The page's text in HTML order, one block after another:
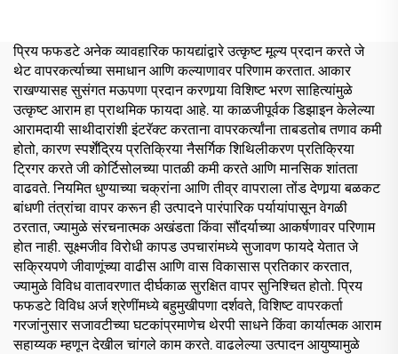
प्रिय फफडटे अनेक व्यावहारिक फायद्यांद्वारे उत्कृष्ट मूल्य प्रदान करते जे
थेट वापरकर्त्याच्या समाधान आणि कल्याणावर परिणाम करतात. आकार
राखण्यासह सुसंगत मऊपणा प्रदान करणार्‍या विशिष्ट भरण साहित्यांमुळे
उत्कृष्ट आराम हा प्राथमिक फायदा आहे. या काळजीपूर्वक डिझाइन केलेल्या
आरामदायी साथीदारांशी इंटरॅक्ट करताना वापरकर्त्यांना ताबडतोब तणाव कमी
होतो, कारण स्पर्शेंद्रिय प्रतिक्रिया नैसर्गिक शिथिलीकरण प्रतिक्रिया
ट्रिगर करते जी कोर्टिसोलच्या पातळी कमी करते आणि मानसिक शांतता
वाढवते. नियमित धुण्याच्या चक्रांना आणि तीव्र वापराला तोंड देणार्‍या बळकट
बांधणी तंत्रांचा वापर करून ही उत्पादने पारंपारिक पर्यायांपासून वेगळी
ठरतात, ज्यामुळे संरचनात्मक अखंडता किंवा सौंदर्याच्या आकर्षणावर परिणाम
होत नाही. सूक्ष्मजीव विरोधी कापड उपचारांमध्ये सुजावण फायदे येतात जे
सक्रियपणे जीवाणूंच्या वाढीस आणि वास विकासास प्रतिकार करतात,
ज्यामुळे विविध वातावरणात दीर्घकाळ सुरक्षित वापर सुनिश्चित होतो. प्रिय
फफडटे विविध अर्ज श्रेणींमध्ये बहुमुखीपणा दर्शवते, विशिष्ट वापरकर्ता
गरजांनुसार सजावटीच्या घटकांप्रमाणेच थेरपी साधने किंवा कार्यात्मक आराम
सहाय्यक म्हणून देखील चांगले काम करते. वाढलेल्या उत्पादन आयुष्यामुळे